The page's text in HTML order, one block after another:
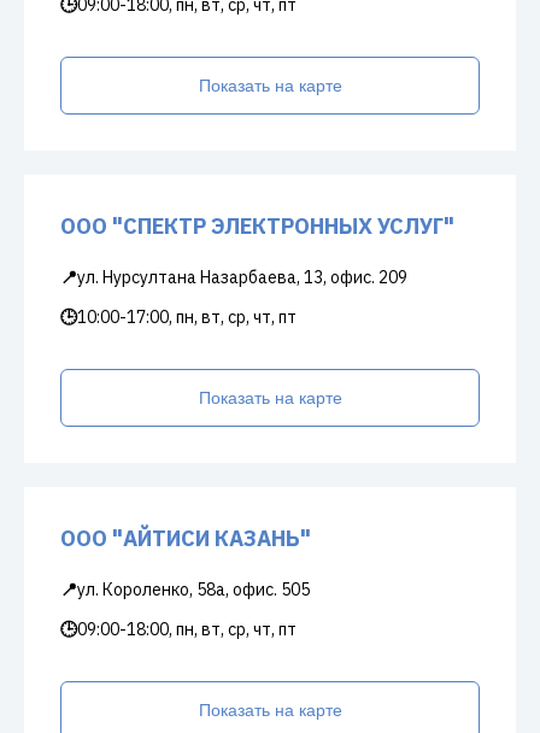
🕒09:00-18:00, пн, вт, ср, чт, пт
Показать на карте
ООО "СПЕКТР ЭЛЕКТРОННЫХ УСЛУГ"
📍ул. Нурсултана Назарбаева, 13, офис. 209
🕒10:00-17:00, пн, вт, ср, чт, пт
Показать на карте
ООО "АЙТИСИ КАЗАНЬ"
📍ул. Короленко, 58а, офис. 505
🕒09:00-18:00, пн, вт, ср, чт, пт
Показать на карте